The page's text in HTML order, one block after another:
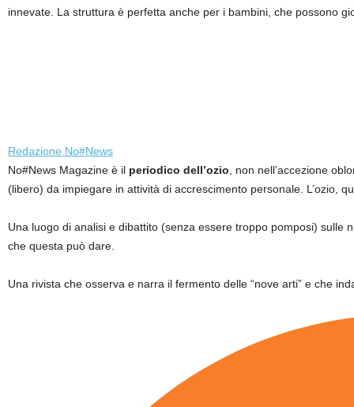
innevate. La struttura è perfetta anche per i bambini, che possono
Redazione No#News
No#News Magazine è il periodico dell’ozio , non nell’accezione
(libero) da impiegare in attività di accrescimento personale. L’ozio,
Una luogo di analisi e dibattito (senza essere troppo pomposi)
che questa può dare.
Una rivista che osserva e narra il fermento delle “nove arti” e che